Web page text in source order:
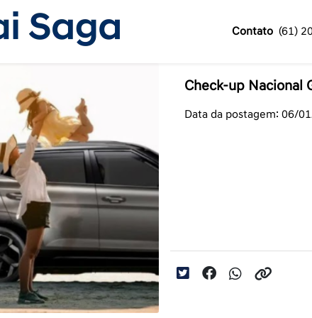
Contato (61)
Check-up Nacional
Data da postagem: 06/